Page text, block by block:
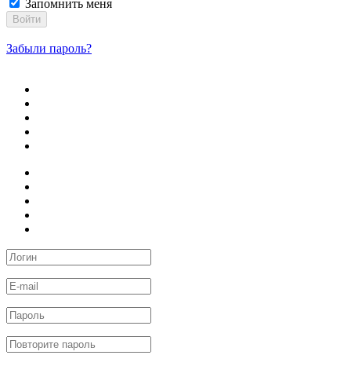
Запомнить меня
Войти
Забыли пароль?